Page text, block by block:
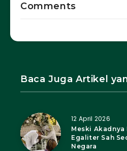
Comments
Baca Juga Artikel
12 April 2026
Meski
Egaliter Sah
Negara